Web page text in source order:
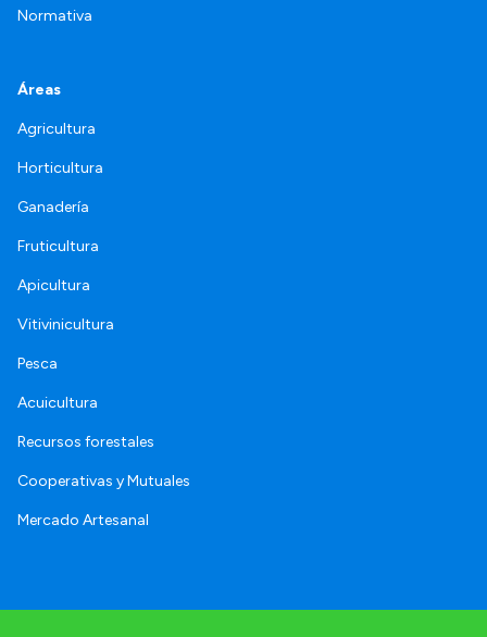
Normativa
Áreas
Agricultura
Horticultura
Ganadería
Fruticultura
Apicultura
Vitivinicultura
Pesca
Acuicultura
Recursos forestales
Cooperativas y Mutuales
Mercado Artesanal